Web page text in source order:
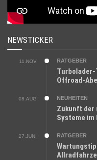
NEWSTICKER
11.NOV RATGEBER
Turbolader-
Offroad-
08.AUG NEUHEITEN
Zukunft der
Systeme im
27.JUNI RATGEBER